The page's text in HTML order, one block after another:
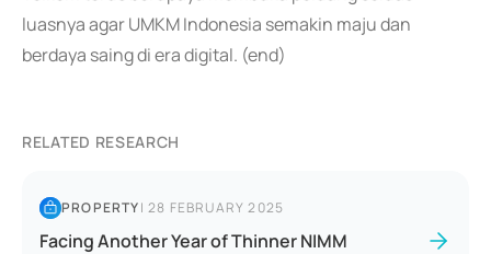
luasnya agar UMKM Indonesia semakin maju dan
berdaya saing di era digital. (end)
RELATED RESEARCH
PROPERTY|28 FEBRUARY 2025
Facing Another Year of Thinner NIMM